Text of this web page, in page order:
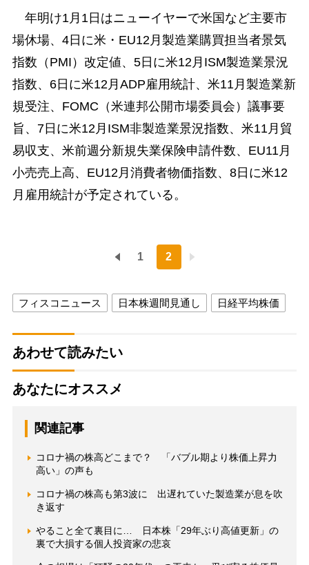
年明け1月1日はニューイヤーで米国など主要市
場休場、4日に米・EU12月製造業購買担当者景気
指数（PMI）改定値、5日に米12月ISM製造業景況
指数、6日に米12月ADP雇用統計、米11月製造業新
規受注、FOMC（米連邦公開市場委員会）議事要
旨、7日に米12月ISM非製造業景況指数、米11月貿
易収支、米前週分新規失業保険申請件数、EU11月
小売売上高、EU12月消費者物価指数、8日に米12
月雇用統計が予定されている。
1 2
フィスコニュース 日本株週間見通し 日経平均株価
あわせて読みたい
あなたにオススメ
関連記事
コロナ禍の株高どこまで？ 「バブル期より株価上昇力
高い」の声も
コロナ禍の株高も第3波に 出遅れていた製造業が息を吹
き返す
やること全て裏目に… 日本株「29年ぶり高値更新」の
裏で大損する個人投資家の悲哀